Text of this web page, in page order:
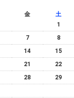
金
土
1
7
8
14
15
21
22
28
29